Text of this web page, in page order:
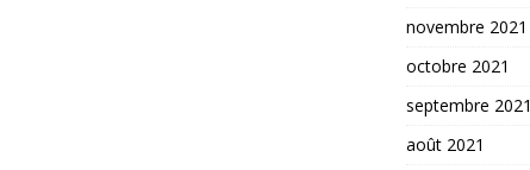
novembre 2021
octobre 2021
septembre 2021
août 2021